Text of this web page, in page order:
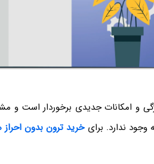
و امکانات جدیدی برخوردار است و
وجود ندارد. برایخرید ترون بدون